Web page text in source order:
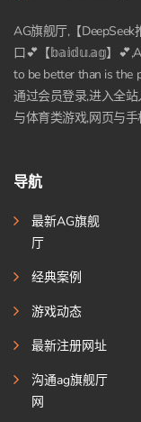
AG旗舰厅,【
口💕【𝕓𝕒𝕚𝕕𝕦.𝕒𝕘】
to be better than is the
通过会员登录,进入全
与体育类游戏,网页与手
导航
最新AG旗舰
厅
经典案例
游戏动态
最新注册网址
沟通ag旗舰厅
网